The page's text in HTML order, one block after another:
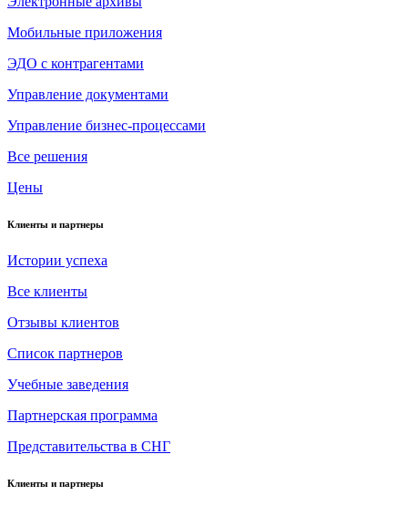
Мобильные приложения
ЭДО с контрагентами
Управление документами
Управление бизнес-процессами
Все решения
Цены
Клиенты и партнеры
Истории успеха
Все клиенты
Отзывы клиентов
Список партнеров
Учебные заведения
Партнерская программа
Представительства в СНГ
Клиенты и партнеры